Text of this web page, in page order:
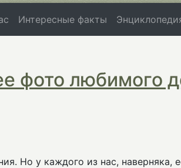
Интересные факты
фото любимого
Но у каждого из нас, наверняка,